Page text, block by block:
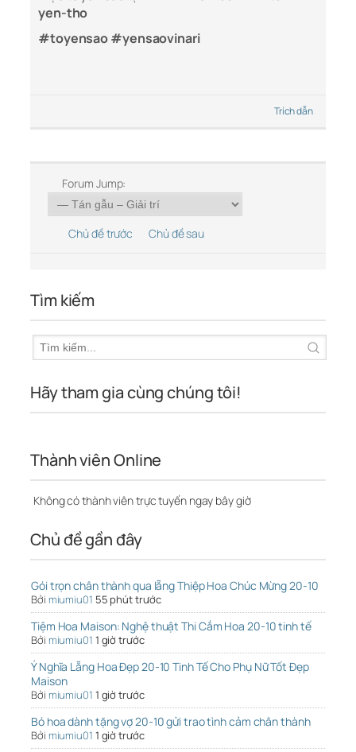
yen-tho
#toyensao #yensaovinari
Trích dẫn
Forum Jump:
Chủ đề trước Chủ đề sau
Tìm kiếm
Hãy tham gia cùng chúng tôi!
Thành viên Online
Không có thành viên trực tuyến ngay bây giờ
Chủ đề gần đây
Gói trọn chân thành qua lẵng Thiệp Hoa Chúc Mừng 20-10
Bởi miumiu01 55 phút trước
Tiệm Hoa Maison: Nghệ thuật Thi Cắm Hoa 20-10 tinh tế
Bởi miumiu01 1 giờ trước
Ý Nghĩa Lẵng Hoa Đẹp 20-10 Tinh Tế Cho Phụ Nữ Tốt Đẹp
Maison
Bởi miumiu01 1 giờ trước
Bó hoa dành tặng vợ 20-10 gửi trao tình cảm chân thành
Bởi miumiu01 1 giờ trước